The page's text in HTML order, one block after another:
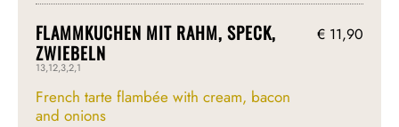
FLAMMKUCHEN MIT RAHM, SPECK,
ZWIEBELN
13,12,3,2,1
French tarte flambée with cream, bacon
and onions
€ 11,90